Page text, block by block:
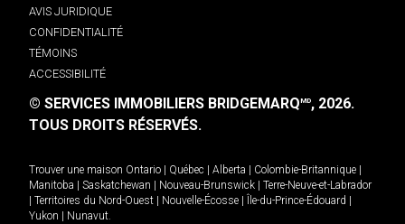
AVIS JURIDIQUE
CONFIDENTIALITÉ
TÉMOINS
ACCESSIBILITÉ
© SERVICES IMMOBILIERS BRIDGEMARQMD, 2026.
TOUS DROITS RÉSERVÉS.
Trouver une maison Ontario Québec Alberta Colombie-Britannique
Manitoba
Saskatchewan Nouveau-Brunswick
Terre-Neuve-et-Labrador
Territoires du Nord-Ouest Nouvelle-Écosse Île-du-Prince-Édouard
Yukon
Nunavut.